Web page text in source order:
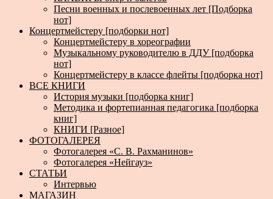
Песни военных и послевоенных лет [Подборка
нот]
Концертмейстеру [подборки нот]
Концертмейстеру в хореографии
Музыкальному руководителю в ДДУ [подборка
нот]
Концертмейстеру в классе флейты [подборка нот]
ВСЕ КНИГИ
История музыки [подборка книг]
Методика и фортепианная педагогика [подборка
книг]
КНИГИ [Разное]
ФОТОГАЛЕРЕЯ
Фотогалерея «С. В. Рахманинов»
Фотогалерея «Нейгауз»
СТАТЬИ
Интервью
МАГАЗИН